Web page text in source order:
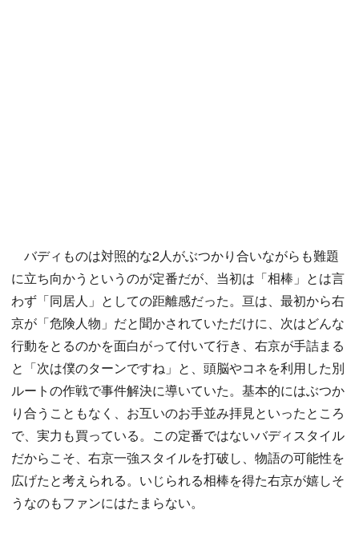
バディものは対照的な2人がぶつかり合いながらも難題
に立ち向かうというのが定番だが、当初は「相棒」とは言
わず「同居人」としての距離感だった。亘は、最初から右
京が「危険人物」だと聞かされていただけに、次はどんな
行動をとるのかを面白がって付いて行き、右京が手詰まる
と「次は僕のターンですね」と、頭脳やコネを利用した別
ルートの作戦で事件解決に導いていた。基本的にはぶつか
り合うこともなく、お互いのお手並み拝見といったところ
で、実力も買っている。この定番ではないバディスタイル
だからこそ、右京一強スタイルを打破し、物語の可能性を
広げたと考えられる。いじられる相棒を得た右京が嬉しそ
うなのもファンにはたまらない。